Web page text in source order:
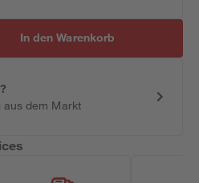
In den Warenkorb
aus dem Markt